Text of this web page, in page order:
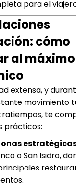
para el
cómo
al
extensa, y
movimiento
te
prácticos:
o San Isidro,